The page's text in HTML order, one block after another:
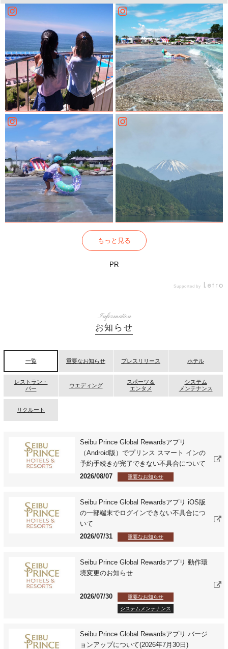
もっと見る
PR
Supported by
Information
お知らせ
一覧 重要なお知らせ プレスリリース ホテル
レストラン・
バー
ウエディング
スポーツ＆
エンタメ
システム
メンテナンス
リクルート
Seibu Prince Global Rewardsアプリ
（Android版）でプリンス スマート インの
予約手続きが完了できない不具合について
2026/08/07
重要なお知らせ
Seibu Prince Global Rewardsアプリ iOS版
の一部端末でログインできない不具合につ
いて
2026/07/31
重要なお知らせ
Seibu Prince Global Rewardsアプリ 動作環
境変更のお知らせ
2026/07/30 重要なお知らせ
システムメンテナンス
Seibu Prince Global Rewardsアプリ バージ
ョンアップについて(2026年7月30日)